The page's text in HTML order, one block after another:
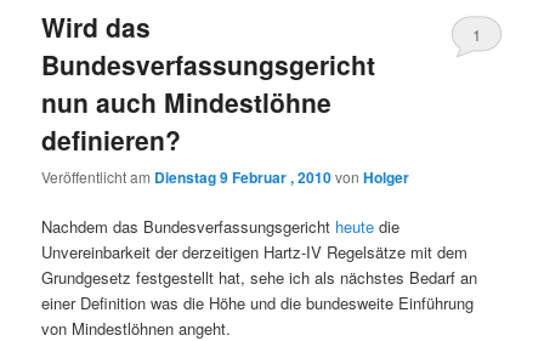
Wird das
Bundesverfassungsgericht
nun auch Mindestlöhne
definieren?
Veröffentlicht am Dienstag 9 Februar , 2010vonHolger
1
Nachdem das Bundesverfassungsgericht heute die
Unvereinbarkeit der derzeitigen Hartz-IV Regelsätze mit dem
Grundgesetz festgestellt hat, sehe ich als nächstes Bedarf an
einer Definition was die Höhe und die bundesweite Einführung
von Mindestlöhnen angeht.